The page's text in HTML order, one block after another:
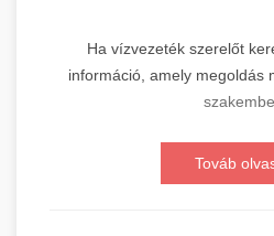
Ha vízvezeték szerelőt
információ, amely megoldás
Továb